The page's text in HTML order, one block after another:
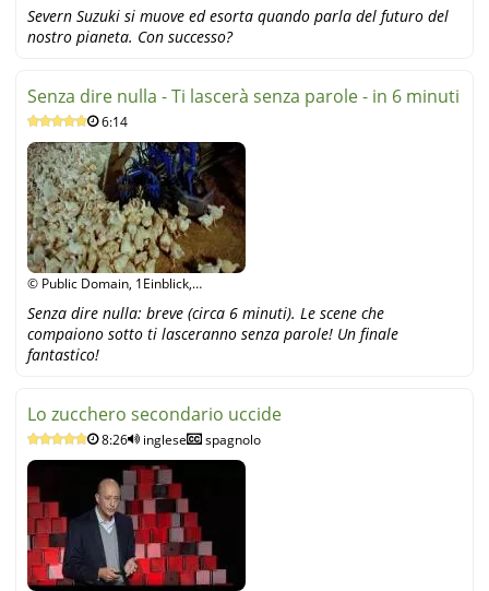
Severn Suzuki si muove ed esorta quando parla del futuro del
nostro pianeta. Con successo?
Senza dire nulla - Ti lascerà senza parole - in 6 minuti
6:14
© Public Domain, 1Einblick,
Senza dire nulla: breve (circa 6 minuti). Le scene che
compaiono sotto ti lasceranno senza parole! Un finale
fantastico!
Lo zucchero secondario uccide
8:26 inglese spagnolo